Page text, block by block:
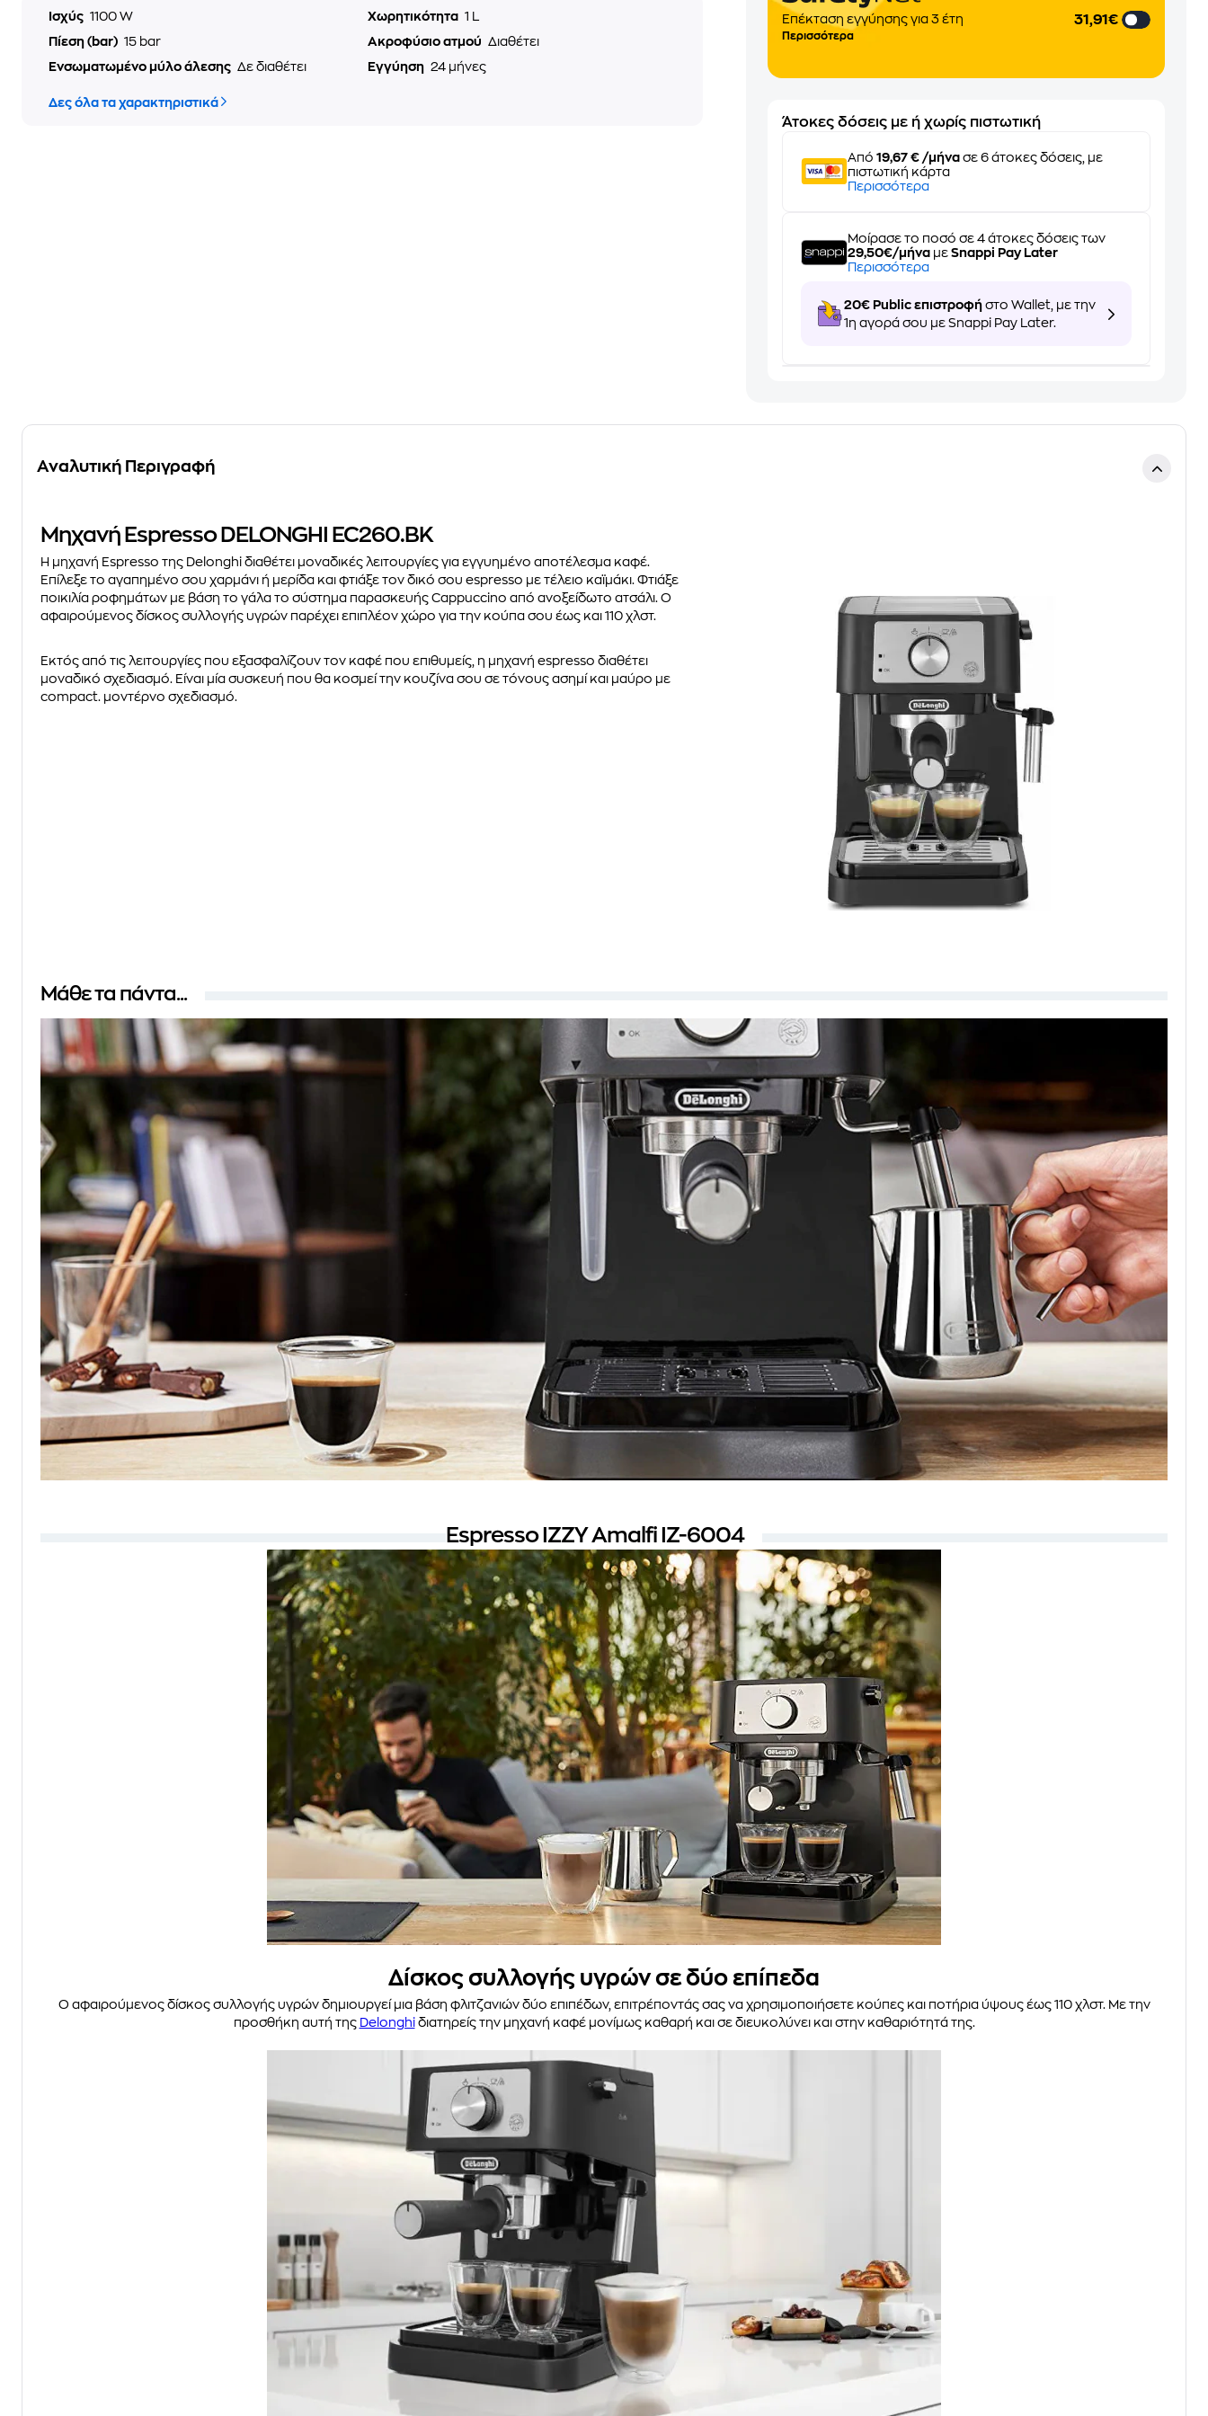
Ισχύς 1100 W Χωρητικότητα 1 L
Πίεση (bar) 15 bar Ακροφύσιο ατμού Διαθέτει
Ενσωματωμένο μύλο άλεσης Δε διαθέτει Εγγύηση 24 μήνες
Δες όλα τα χαρακτηριστικά
Επέκταση εγγύησης για 3 έτη
Περισσότερα
31,91€
Άτοκες δόσεις με ή χωρίς πιστωτική
Από19,67 € /μήνα σε 6 άτοκες δόσεις, με
πιστωτική κάρτα
Περισσότερα
Μοίρασε το ποσό σε 4 άτοκες δόσεις των
29,50€/μήνα μεSnappi Pay Later
Περισσότερα
20€ Public επιστροφή στο Wallet, με την
1η αγορά σου με Snappi Pay Later.
Αναλυτική Περιγραφή
Μηχανή Espresso DELONGHI EC260.BK
Η μηχανή Espresso της Delonghi διαθέτει μοναδικές λειτουργίες για εγγυημένο αποτέλεσμα καφέ.
Επίλεξε το αγαπημένο σου χαρμάνι ή μερίδα και φτιάξε τον δικό σου espresso με τέλειο καϊμάκι. Φτιάξε
ποικιλία ροφημάτων με βάση το γάλα το σύστημα παρασκευής Cappuccino από ανοξείδωτο ατσάλι. Ο
αφαιρούμενος δίσκος συλλογής υγρών παρέχει επιπλέον χώρο για την κούπα σου έως και 110 χλστ.
Εκτός από τις λειτουργίες που εξασφαλίζουν τον καφέ που επιθυμείς, η μηχανή espresso διαθέτει
μοναδικό σχεδιασμό. Είναι μία συσκευή που θα κοσμεί την κουζίνα σου σε τόνους ασημί και μαύρο με
compact. μοντέρνο σχεδιασμό.
Μάθε τα πάντα...
Espresso IZZY Amalfi IZ-6004
Δίσκος συλλογής υγρών σε δύο επίπεδα
Ο αφαιρούμενος δίσκος συλλογής υγρών δημιουργεί μια βάση φλιτζανιών δύο επιπέδων, επιτρέποντάς σας να χρησιμοποιήσετε κούπες και ποτήρια ύψους έως 110 χλστ. Με την
προσθήκη αυτή της Delonghiδιατηρείς την μηχανή καφέ μονίμως καθαρή και σε διευκολύνει και στην καθαριότητά της.